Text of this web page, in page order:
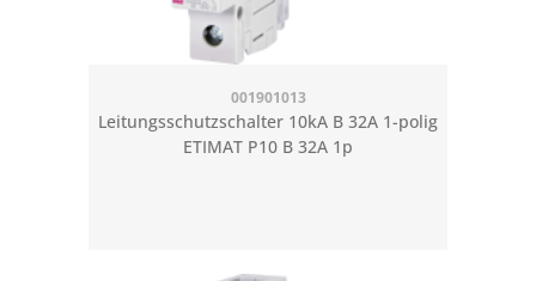
001901013
Leitungsschutzschalter 10kA B 32A 1-polig
ETIMAT P10 B 32A 1p